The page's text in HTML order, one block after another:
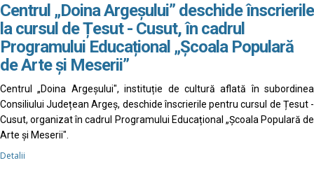
Centrul „Doina Argeșului” deschide înscrierile
la cursul de Țesut - Cusut, în cadrul
Programului Educațional „Școala Populară
de Arte și Meserii”
Centrul „Doina Argeșului", instituție de cultură aflată în subordinea
Consiliului Județean Argeș, deschide înscrierile pentru cursul de Țesut -
Cusut, organizat în cadrul Programului Educațional „Școala Populară de
Arte și Meserii".
Detalii